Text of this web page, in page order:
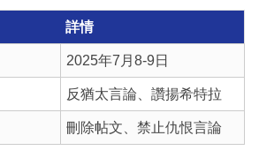
詳情
2025年7月8-9日
反猶太言論、讚揚希特拉
刪除帖文、禁止仇恨言論